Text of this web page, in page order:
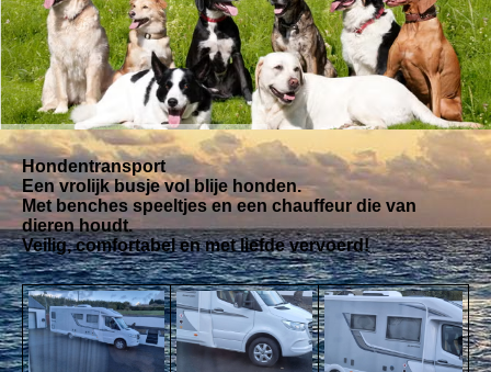
Hondentransport
Een vrolijk busje vol blije honden.
Met benches speeltjes en een chauffeur die van
dieren houdt.
Veilig, comfortabel en met liefde vervoerd!